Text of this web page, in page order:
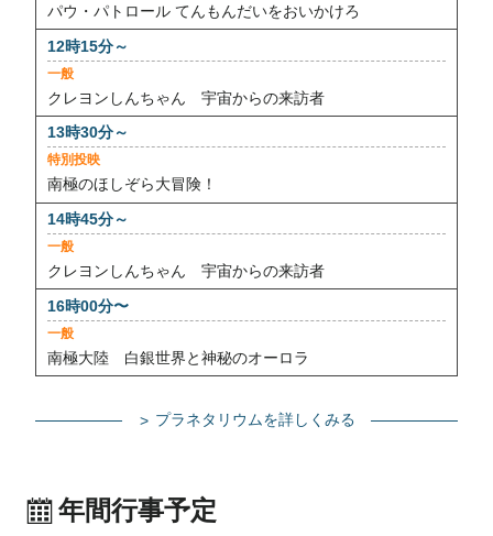
パウ・パトロール てんもんだいをおいかけろ
一般
クレヨンしんちゃん 宇宙からの来訪者
特別投映
南極のほしぞら大冒険！
一般
クレヨンしんちゃん 宇宙からの来訪者
一般
南極大陸 白銀世界と神秘のオーロラ
プラネタリウムを詳しくみる
年間行事予定